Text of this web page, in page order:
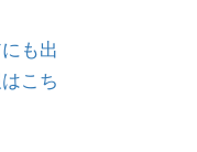
も出
こち